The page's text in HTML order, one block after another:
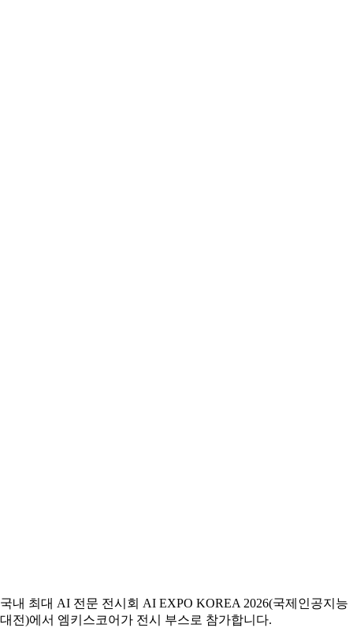
국내 최대 AI 전문 전시회 AI EXPO KOREA 2026(국제인공지능
대전)에서 엠키스코어가 전시 부스로 참가합니다.